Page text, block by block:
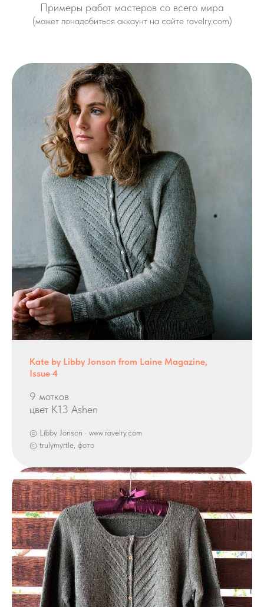
Примеры работ мастеров со всего мира
(может понадобиться аккаунт на сайте ravelry.com)
Kate by Libby Jonson from Laine Magazine,
Issue 4
9 мотков
цвет K13 Ashen
© Libby Jonson · www.ravelry.com
© trulymyrtle, фото